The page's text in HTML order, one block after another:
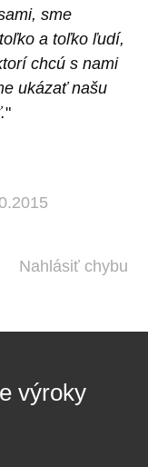
sme
a toľko ľudí,
chcú s nami
ukázať našu
"
Nahlásiť chybu
výroky